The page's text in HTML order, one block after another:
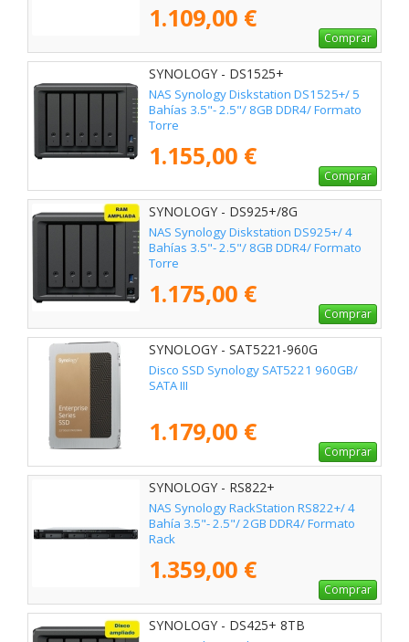
1.109,00 €
Comprar
SYNOLOGY - DS1525+
NAS Synology Diskstation DS1525+/ 5
Bahías 3.5"- 2.5"/ 8GB DDR4/ Formato
Torre
1.155,00 €
Comprar
SYNOLOGY - DS925+/8G
NAS Synology Diskstation DS925+/ 4
Bahías 3.5"- 2.5"/ 8GB DDR4/ Formato
Torre
1.175,00 €
Comprar
SYNOLOGY - SAT5221-960G
Disco SSD Synology SAT5221 960GB/
SATA III
1.179,00 €
Comprar
SYNOLOGY - RS822+
NAS Synology RackStation RS822+/ 4
Bahía 3.5"- 2.5"/ 2GB DDR4/ Formato
Rack
1.359,00 €
Comprar
SYNOLOGY - DS425+ 8TB